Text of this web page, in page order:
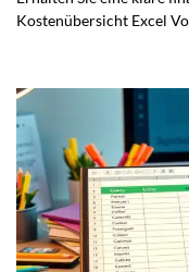
Kostenübersicht Excel